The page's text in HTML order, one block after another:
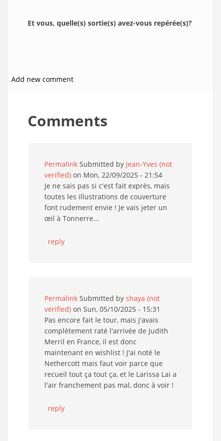
Et vous, quelle(s) sortie(s) avez-vous repérée(s)?
Add new comment
Comments
Permalink Submitted by Jean-Yves (not
verified) on Mon, 22/09/2025 - 21:54
Je ne sais pas si c'est fait exprès, mais
toutes les illustrations de couverture
font rudement envie ! Je vais jeter un
œil à Tonnerre...
reply
Permalink Submitted by shaya (not
verified) on Sun, 05/10/2025 - 15:31
Pas encore fait le tour, mais j'avais
complètement raté l'arrivée de Judith
Merril en France, il est donc
maintenant en wishlist ! J'ai noté le
Nethercott mais faut voir parce que
recueil tout ça tout ça, et le Larissa Lai a
l'air franchement pas mal, donc à voir !
reply